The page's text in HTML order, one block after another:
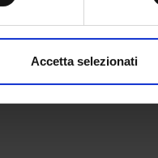
dalla
Accetta selezionati